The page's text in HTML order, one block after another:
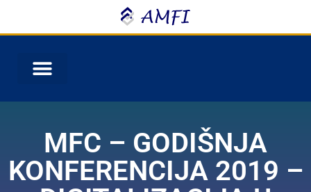
MFC – GODIŠNJA
KONFERENCIJA 2019 –